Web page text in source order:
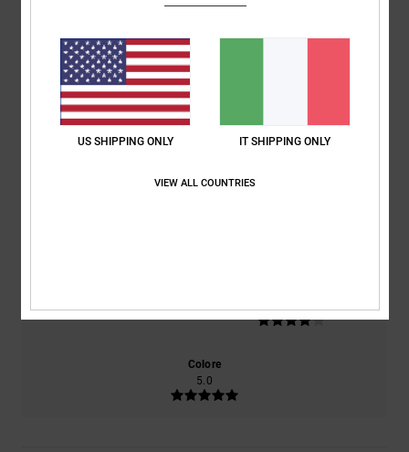
Punteggio medio
4.0
Colore
5.0
US SHIPPING ONLY IT SHIPPING ONLY
VIEW ALL COUNTRIES